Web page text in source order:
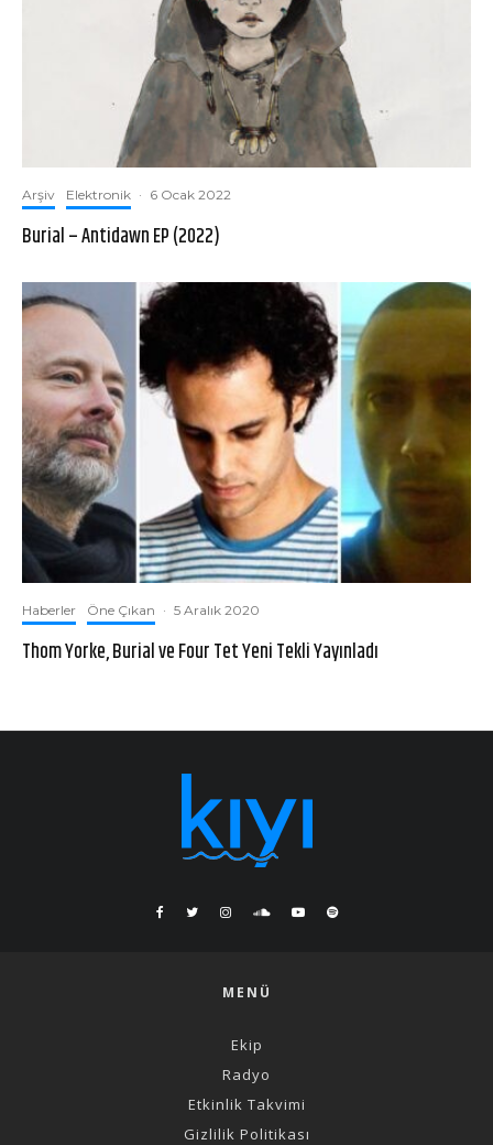
Arşiv Elektronik · 6 Ocak 2022
Burial – Antidawn EP (2022)
Haberler Öne Çıkan · 5 Aralık 2020
Thom Yorke, Burial ve Four Tet Yeni Tekli Yayınladı
MENÜ
Ekip
Radyo
Etkinlik Takvimi
Gizlilik Politikası